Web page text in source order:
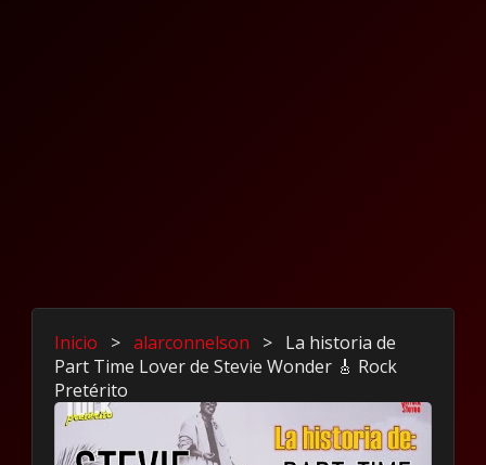
Inicio > alarconnelson > La historia de
Part Time Lover de Stevie Wonder 🎸 Rock
Pretérito